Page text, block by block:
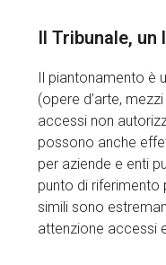
Il Tribunale,
Il piantonamento è
(opere d’arte,
accessi non
possono anche
per aziende e enti
punto di riferimento
simili sono
attenzione accessi